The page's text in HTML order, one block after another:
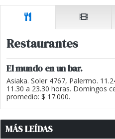
Restaurantes
El mundo en un bar.
Asiaka. Soler 4767, Palermo.
11.30 a 23.30 horas. Domingos
promedio: $ 17.000.
MÁS LEÍDAS